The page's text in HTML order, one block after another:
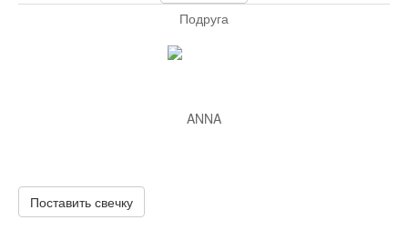
Подруга
ANNA
Поставить свечку